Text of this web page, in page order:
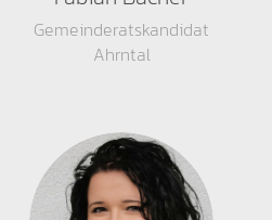
Gemeinderatskandidat
Ahrntal